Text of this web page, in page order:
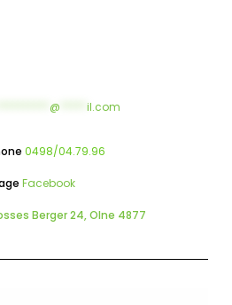
@ il.com
0498/04.79.96
Facebook
Berger 24, Olne 4877